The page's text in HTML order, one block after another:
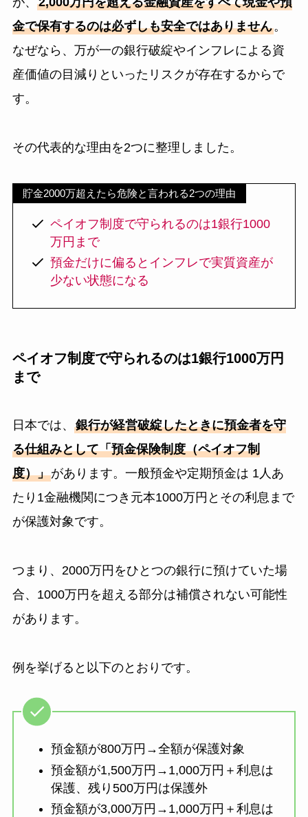
金で保有するのは必ずしも安全ではありません。
なぜなら、万が一の銀行破綻やインフレによる資
産価値の目減りといったリスクが存在するからで
す。
その代表的な理由を2つに整理しました。
貯金2000万超えたら危険と言われる2つの理由
ペイオフ制度で守られるのは1銀行1000
万円まで
預金だけに偏るとインフレで実質資産が
少ない状態になる
ペイオフ制度で守られるのは1銀行1000万円
まで
日本では、 銀行が経営破綻したときに預金者を守
る仕組みとして「預金保険制度（ペイオフ制
度）」があります。一般預金や定期預金は 1人あ
たり1金融機関につき元本1000万円とその利息まで
が保護対象です。
つまり、2000万円をひとつの銀行に預けていた場
合、1000万円を超える部分は補償されない可能性
があります。
例を挙げると以下のとおりです。
預金額が800万円→全額が保護対象
預金額が1,500万円→1,000万円＋利息は
保護、残り500万円は保護外
預金額が3,000万円→1,000万円＋利息は